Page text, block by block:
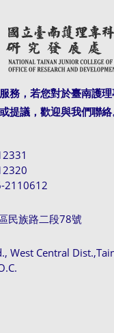
務，若您對於臺南護
提議，歡迎與我們聯絡
2110612
民族路二段78號
West Central